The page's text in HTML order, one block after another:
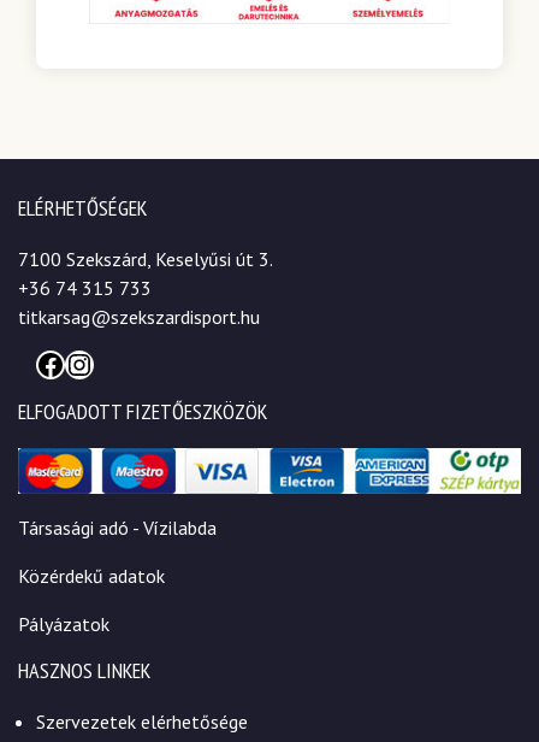
ELÉRHETŐSÉGEK
7100 Szekszárd, Keselyűsi út 3.
+36 74 315 733
titkarsag@szekszardisport.hu
Facebook
Instagram
ELFOGADOTT FIZETŐESZKÖZÖK
Társasági adó - Vízilabda
Közérdekű adatok
Pályázatok
HASZNOS LINKEK
Szervezetek elérhetősége